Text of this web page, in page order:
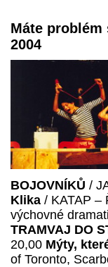
Máte
2004
BOJOVNÍKŮ /
Klika / KATAP –
výchovné
TRAMVAJ DO
20,00 Mýty,
of Toronto,